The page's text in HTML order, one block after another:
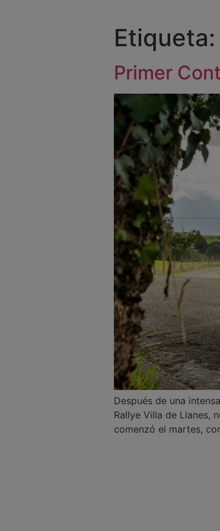
Etiqueta:
Primer
Después de una
Rallye Villa de Llanes,
comenzó el martes,